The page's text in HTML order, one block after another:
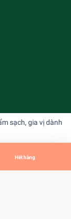
sạch, gia vị dành
Hết hàng